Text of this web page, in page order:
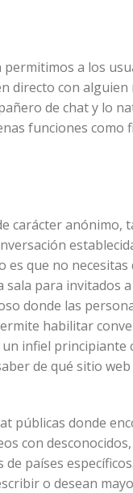
a los
directo con
de chat y lo
funciones
carácter
que no
para invitados
donde las
habilitar
infiel
de qué sitio
públicas donde
con
países
o desean